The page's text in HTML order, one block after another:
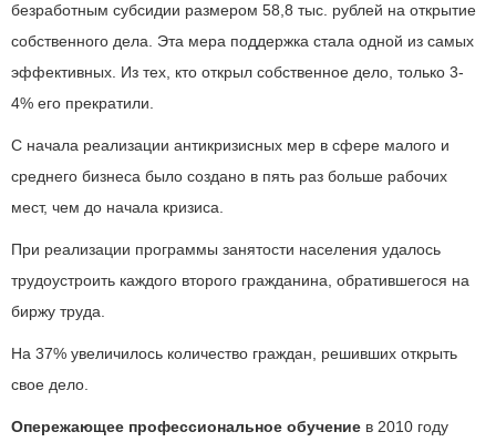
безработным субсидии размером 58,8 тыс. рублей на открытие
собственного дела. Эта мера поддержка стала одной из самых
эффективных. Из тех, кто открыл собственное дело, только 3-
4% его прекратили.
С начала реализации антикризисных мер в сфере малого и
среднего бизнеса было создано в пять раз больше рабочих
мест, чем до начала кризиса.
При реализации программы занятости населения удалось
трудоустроить каждого второго гражданина, обратившегося на
биржу труда.
На 37% увеличилось количество граждан, решивших открыть
свое дело.
Опережающее профессиональное обучение в 2010 году